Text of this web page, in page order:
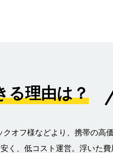
る理由は？
オフ様などより、携帯の高
く、低コスト運営。浮いた